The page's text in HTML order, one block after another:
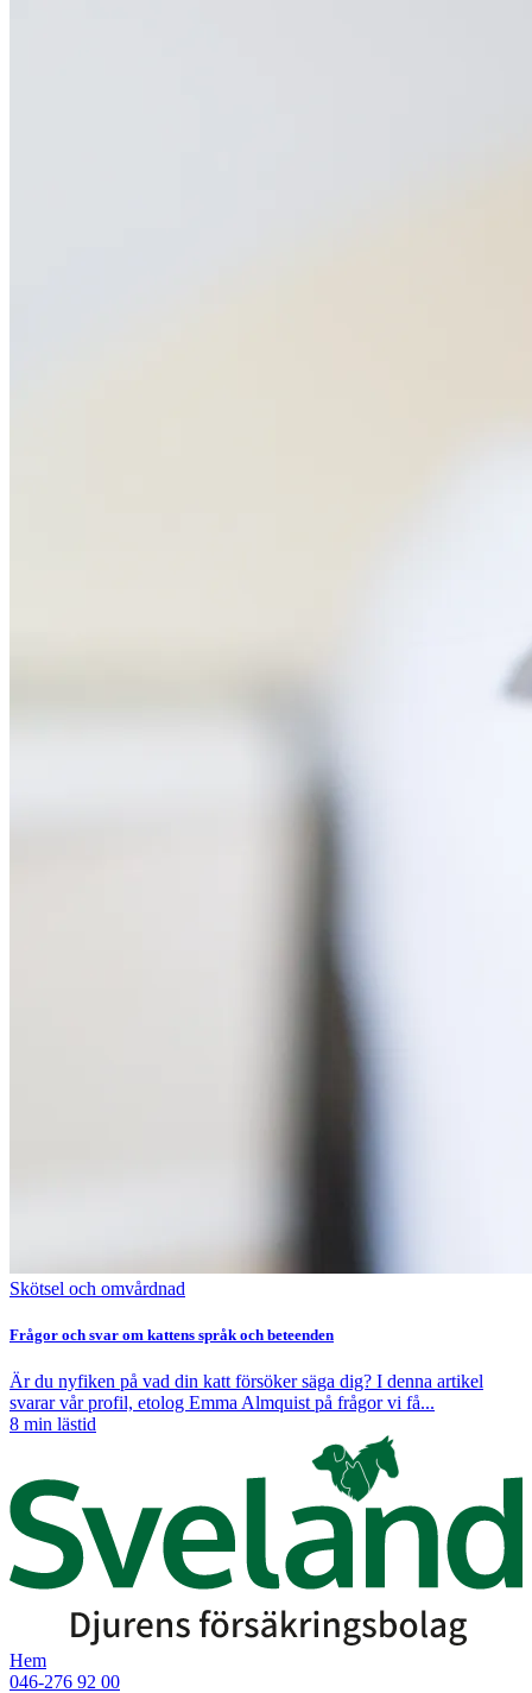
Skötsel och omvårdnad
Frågor och svar om kattens språk och beteenden
Är du nyfiken på vad din katt försöker säga dig? I denna artikel
svarar vår profil, etolog Emma Almquist på frågor vi få...
8 min lästid
Hem
046-276 92 00